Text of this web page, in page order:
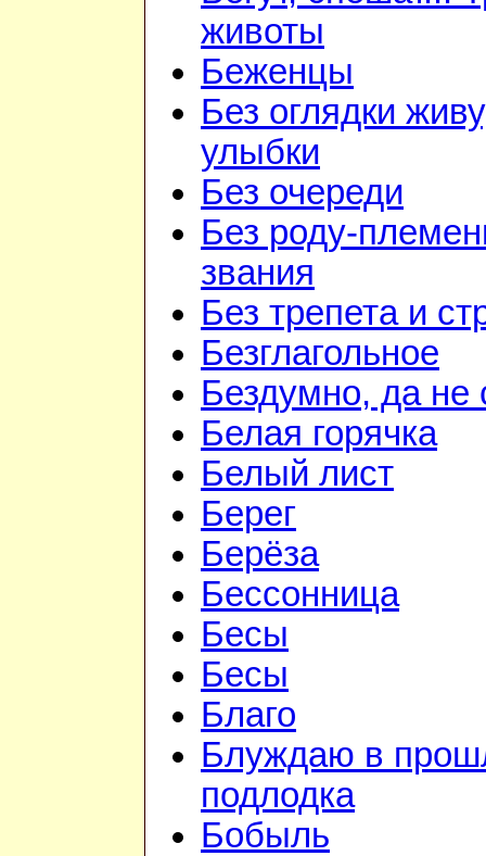
животы
Беженцы
Без оглядки
улыбки
Без очереди
Без роду-
звания
Без трепета и
Безглагольное
Бездумно, да не
Белая горячка
Белый лист
Берег
Берёза
Бессонница
Бесы
Бесы
Благо
Блуждаю в
подлодка
Бобыль